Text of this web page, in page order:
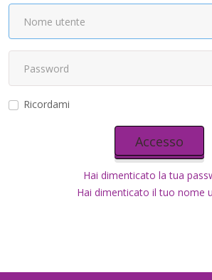
Ricordami
Accesso
Hai dimenticato la tua
Hai dimenticato il tuo nome